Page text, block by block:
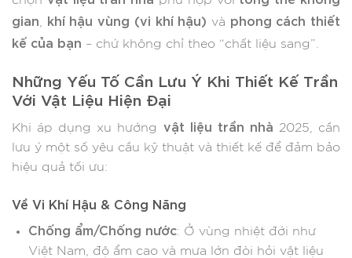
gian, khí hậu vùng (vi khí hậu) và phong cách thiết
kế của bạn – chứ không chỉ theo “chất liệu sang”.
Những Yếu Tố Cần Lưu Ý Khi Thiết Kế Trần
Với Vật Liệu Hiện Đại
Khi áp dụng xu hướng vật liệu trần nhà 2025, cần
lưu ý một số yêu cầu kỹ thuật và thiết kế để đảm bảo
hiệu quả tối ưu:
Về Vi Khí Hậu & Công Năng
Chống ẩm/Chống nước: Ở vùng nhiệt đới như
Việt Nam, độ ẩm cao và mưa lớn đòi hỏi vật liệu